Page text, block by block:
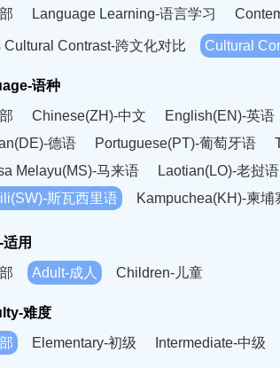
Language Learning-语言学习
Cultural Contrast-跨文化对比 Cultural
语种
Chinese(ZH)-中文 English(EN)-英语
德语
Portuguese(PT)-葡萄牙语
Melayu(MS)-马来语
Laotian(LO)-老挝语
斯瓦西里语
Kampuchea(KH)-柬埔
用
Adult-成人 Children-儿童
难度
Elementary-初级 Intermediate-中级